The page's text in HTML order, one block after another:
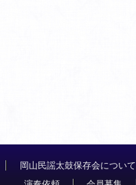
岡山民謡太鼓保存会について